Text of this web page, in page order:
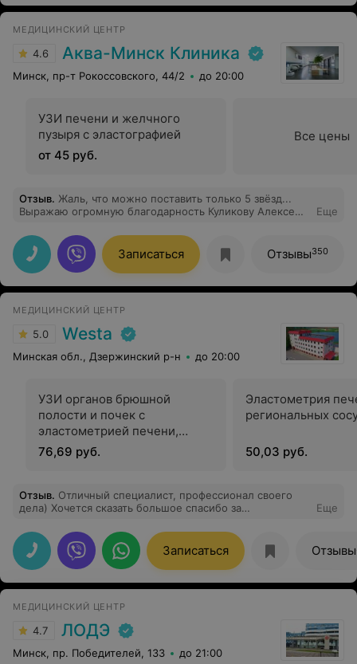
МЕДИЦИНСКИЙ ЦЕНТР
4.6 Аква-Минск Клиника
Минск, пр-т Рокоссовского, 44/2 до 20:00
УЗИ печени и желчного
пузыря с эластографией
от 45 руб.
Все цены
Отзыв. Жаль, что можно поставить только 5 звёзд...
Выражаю огромную благодарность Куликову Алексею
операцию (13.11.2025). Это замечательный специалист,
профессионал своего дела, Врач с большой буквы. У
меня был очень запущенный случай, но уже с первых
минут общения Алексей Анатольевич вселил в меня
уверенность — все будет хорошо! Я рада, что попала
Врачей в нашей медицине! Весь коллектив
операционного отделения: врачи, медсёстры,
санитарки — отзывчивы, внимательны, корректны. В
стационаре для пациентов оборудованы просторные и
чистые палаты со всеми удобствами, необходимыми
только приятные впечатления.
Еще
Записаться Отзывы350
МЕДИЦИНСКИЙ ЦЕНТР
5.0 Westa
Минская обл., Дзержинский р-н до 20:00
УЗИ органов брюшной
полости и почек с
эластометрией печени,
региональных лимфоузлов и
сосудов, окружающих мягких
76,69 руб.
Эластометрия
региональных
50,03 руб.
Отзыв. Отличный специалист, профессионал своего
дела) Хочется сказать большое спасибо за
задачу. Практически наш семейный доктор)),
Еще
Записаться Отзывы
МЕДИЦИНСКИЙ ЦЕНТР
4.7 ЛОДЭ
Минск, пр. Победителей, 133 до 21:00